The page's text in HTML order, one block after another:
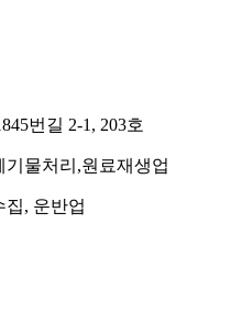
번길 2-1, 203호
기물처리,원료재생업
집, 운반업